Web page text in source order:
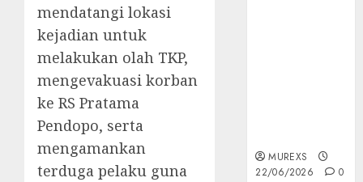
mendatangi lokasi
kejadian untuk
melakukan olah TKP,
mengevakuasi korban
ke RS Pratama
Pendopo, serta
mengamankan
terduga pelaku guna
MUREXS
22/06/2026
0